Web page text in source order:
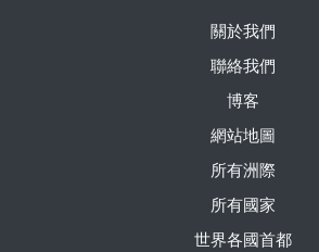
關於我們
聯絡我們
博客
網站地圖
所有洲際
所有國家
世界各國首都